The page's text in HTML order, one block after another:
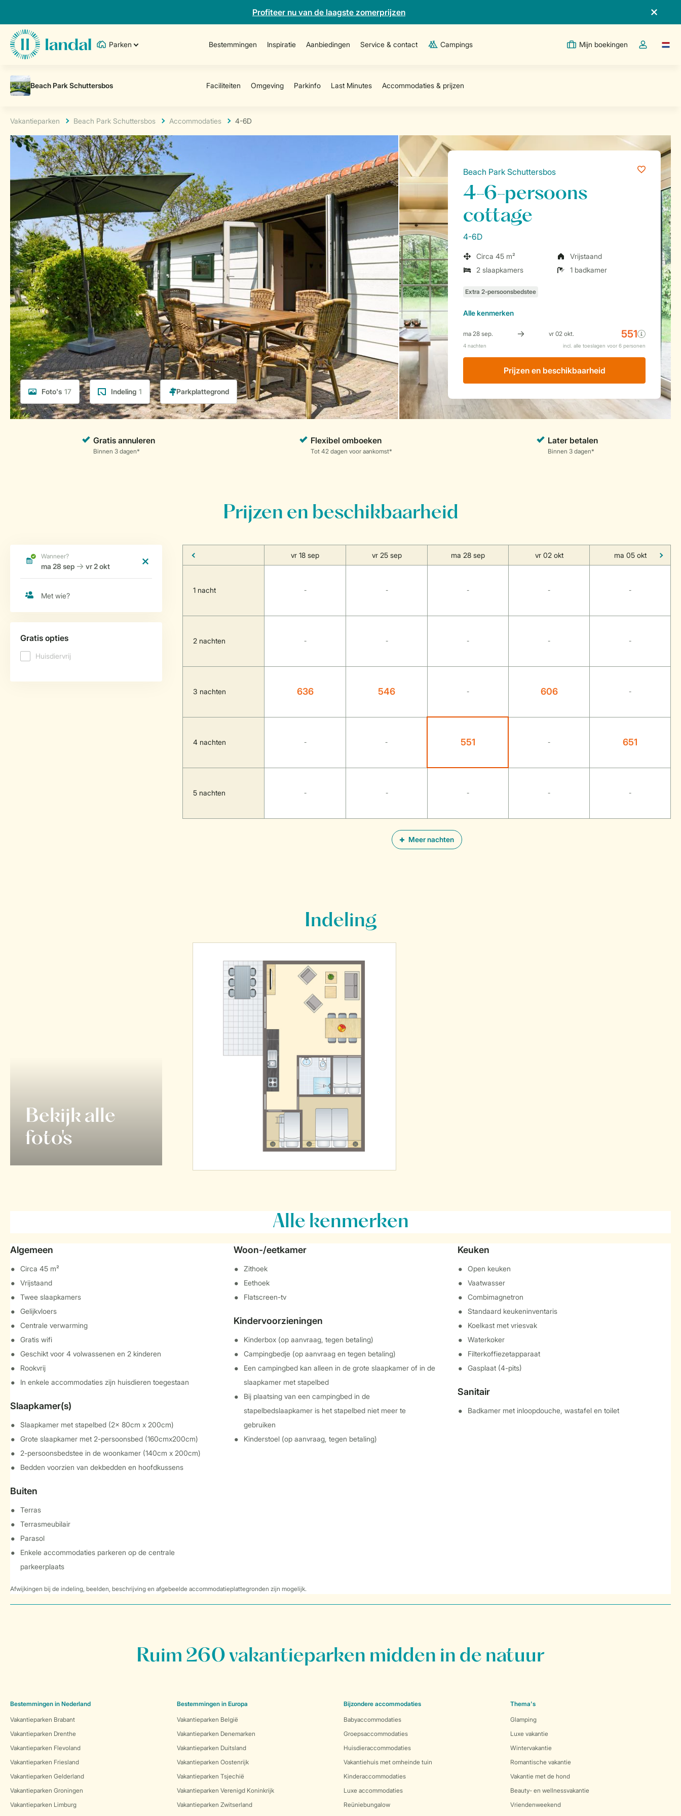
Profiteer nu van de laagste zomerprijzen
Parken Bestemmingen Inspiratie Aanbiedingen Service & contact Campings Mijn boekingen
Open deTaal
Vakantieparken Beach Park Schuttersbos Accommodaties 4-6D
Foto's 17 Indeling 1
Beach Park Schuttersbos
4-6-persoons
cottage
4-6D
Circa 45 m²
Vrijstaand
2 slaapkamers
1 badkamer
Allekenmerken
Prijzen en beschikbaarheid
Prijzen en beschikbaarheid
Meer nachten
vr 18 sep vr 25 sep ma 28 sep vr 02 okt ma 05 okt
1 nacht - - - - -
2 nachten - - - - -
3 nachten 636 546 - 606 -
4 nachten - - 551 - 651
5 nachten - - - - -
Indeling
Bekijk alle
foto's
Alle kenmerken
Algemeen
Circa 45 m²
Vrijstaand
Twee slaapkamers
Gelijkvloers
Centrale verwarming
Gratis wifi
Geschikt voor 4 volwassenen en 2 kinderen
Rookvrij
In enkele accommodaties zijn huisdieren toegestaan
Slaapkamer(s)
Slaapkamer met stapelbed (2x 80cm x 200cm)
Grote slaapkamer met 2-persoonsbed (160cmx200cm)
2-persoonsbedstee in de woonkamer (140cm x 200cm)
Bedden voorzien van dekbedden en hoofdkussens
Buiten
Terras
Terrasmeubilair
Parasol
Enkele accommodaties parkeren op de centrale
parkeerplaats
Woon-/eetkamer
Zithoek
Eethoek
Flatscreen-tv
Kindervoorzieningen
Kinderbox (op aanvraag, tegen betaling)
Campingbedje (op aanvraag en tegen betaling)
Een campingbed kan alleen in de grote slaapkamer of in de
slaapkamer met stapelbed
Bij plaatsing van een campingbed in de
stapelbedslaapkamer is het stapelbed niet meer te
gebruiken
Kinderstoel (op aanvraag, tegen betaling)
Keuken
Open keuken
Vaatwasser
Combimagnetron
Standaard keukeninventaris
Koelkast met vriesvak
Waterkoker
Filterkoffiezetapparaat
Gasplaat (4-pits)
Sanitair
Badkamer met inloopdouche, wastafel en toilet
Afwijkingen bij de indeling, beelden, beschrijving en afgebeelde accommodatieplattegronden zijn mogelijk.
Ruim 260 vakantieparken midden in de natuur
Bestemmingen in Nederland
Vakantieparken Brabant
Vakantieparken Drenthe
Vakantieparken Flevoland
Vakantieparken Friesland
Vakantieparken Gelderland
Vakantieparken Groningen
Vakantieparken Limburg
Bestemmingen in Europa
Vakantieparken België
Vakantieparken Denemarken
Vakantieparken Duitsland
Vakantieparken Oostenrijk
Vakantieparken Tsjechië
Vakantieparken Verenigd Koninkrijk
Vakantieparken Zwitserland
Bijzondere accommodaties
Babyaccommodaties
Groepsaccommodaties
Huisdieraccommodaties
Vakantiehuis met omheinde tuin
Kinderaccommodaties
Luxe accommodaties
Reüniebungalow
Thema's
Glamping
Luxe vakantie
Wintervakantie
Romantische vakantie
Vakantie met de hond
Beauty- en wellnessvakantie
Vriendenweekend